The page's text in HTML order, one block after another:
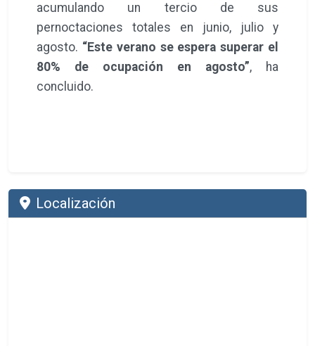
acumulando un tercio de sus
pernoctaciones totales en junio, julio y
agosto. “Este verano se espera superar el
80% de ocupación en agosto”, ha
concluido.
Localización